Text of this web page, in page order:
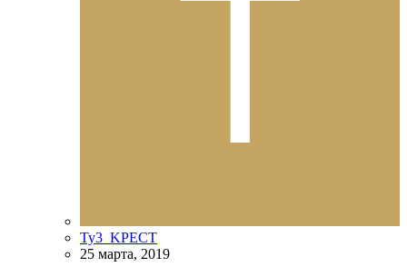
Ty3_KPECT
25 марта, 2019